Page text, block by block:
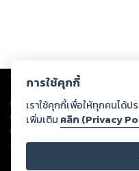
Copyright © 2026
ต่อผลงานหรือเนื้อหาใดที่อัปโหลดผ่
ทรัพย์สินทางปัญญาของบุคคลอื่นห
ทุกท่านโปรดใช้วิจารณญาณในการ
หนึ่งส่วนใดขัดต่อกฎหมายและศีลธร
ดำเนินการในทันที ทั้งนี้ ทางสตอ
ลิขสิทธิ์ พ.ศ. 2537 (ฉบับล่าสุด)
การใช้คุกกี้
เราใช้คุกกี้เพื่อให้ทุกคนได้
เพิ่มเติม คลิก (Privacy